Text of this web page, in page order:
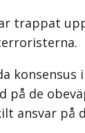
de
ansvar på